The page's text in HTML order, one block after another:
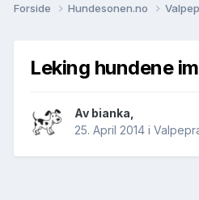
Forside Hundesonen.no
Leking hundene
Av bianka
25. April 2014 i